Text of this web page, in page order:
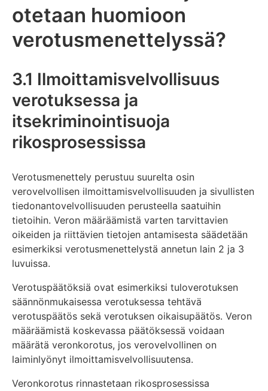
otetaan huomioon
verotusmenettelyssä?
3.1 Ilmoittamisvelvollisuus
verotuksessa ja
itsekriminointisuoja
rikosprosessissa
Verotusmenettely perustuu suurelta osin
verovelvollisen ilmoittamisvelvollisuuden ja sivullisten
tiedonantovelvollisuuden perusteella saatuihin
tietoihin. Veron määräämistä varten tarvittavien
oikeiden ja riittävien tietojen antamisesta säädetään
esimerkiksi verotusmenettelystä annetun lain 2 ja 3
luvuissa.
Verotuspäätöksiä ovat esimerkiksi tuloverotuksen
säännönmukaisessa verotuksessa tehtävä
verotuspäätös sekä verotuksen oikaisupäätös. Veron
määräämistä koskevassa päätöksessä voidaan
määrätä veronkorotus, jos verovelvollinen on
laiminlyönyt ilmoittamisvelvollisuutensa.
Veronkorotus rinnastetaan rikosprosessissa